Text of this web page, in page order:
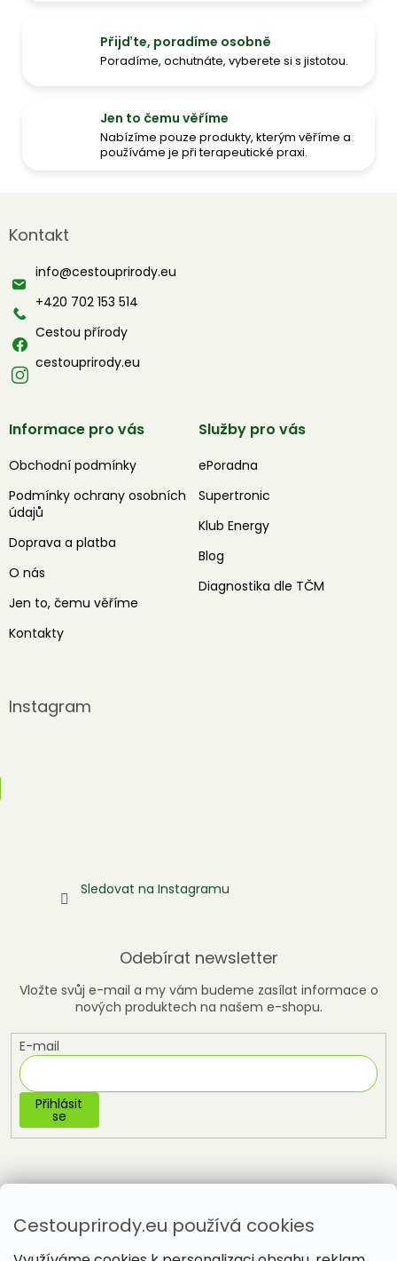
Cestouprirody.eu používá cookies
Přijďte, poradíme osobně
Poradíme, ochutnáte, vyberete si s jistotou.
Jen to čemu věříme
Nabízíme pouze produkty, kterým věříme a
používáme je při terapeutické praxi.
p
t
Kontakt
info@cestouprirody.eu
+420 702 153 514
Cestou přírody
cestouprirody.eu
Informace pro vás
Obchodní podmínky
Podmínky ochrany osobních
údajů
Doprava a platba
O nás
Jen to, čemu věříme
Kontakty
Služby pro vás
ePoradna
Supertronic
Klub Energy
Blog
Diagnostika dle TČM
Instagram
Sledovat na Instagramu
Odebírat newsletter
Vložte svůj e-mail a my vám budeme zasílat informace o
nových produktech na našem e-shopu.
E-mail
Přihlásit
se